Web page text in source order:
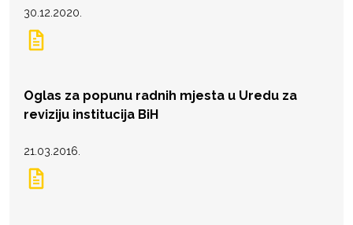
30.12.2020.
Oglas za popunu radnih mjesta u Uredu za
reviziju institucija BiH
21.03.2016.